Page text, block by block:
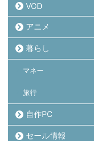
VOD
アニメ
暮らし
マネー
旅行
自作PC
セール情報